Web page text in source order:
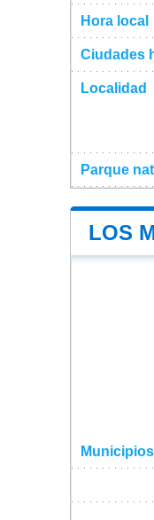
Hora local
Ciudades
Localidad
Parque
LOS